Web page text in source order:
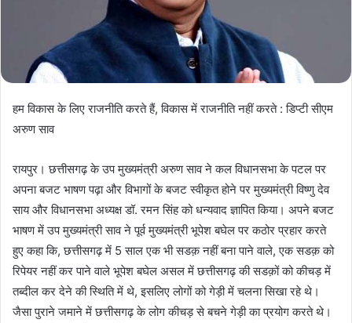
हम विकास के लिए राजनीति करते हैं, विकास में राजनीति नहीं करते : डिप्टी सीएम
अरुण साव
रायपुर। छत्तीसगढ़ के उप मुख्यमंत्री अरुण साव ने कल विधानसभा के पटल पर
अपना बजट भाषण पढ़ा और विभागों के बजट स्वीकृत होने पर मुख्यमंत्री विष्णु देव
साय और विधानसभा अध्यक्ष डॉ. रमन सिंह को धन्यवाद ज्ञापित किया। अपने बजट
भाषण में उप मुख्यमंत्री साव ने पूर्व मुख्यमंत्री भूपेश बघेल पर कठोर प्रहार करते
हुए कहा कि, छत्तीसगढ़ में 5 साल एक भी सडक़ नहीं बना पाने वाले, एक सडक़ को
रिपेयर नहीं कर पाने वाले भूपेश बघेल असल में छत्तीसगढ़ की सडक़ों को कीचड़ में
तब्दील कर देने की स्थिति में थे, इसलिए लोगों को गेड़ी में चलना सिखा रहे थे।
जैसा पुराने जमाने में छत्तीसगढ़ के लोग कीचड़ से बचने गेड़ी का प्रयोग करते थे।